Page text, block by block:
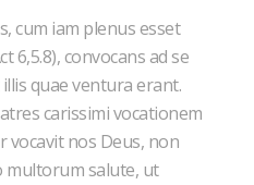
cum iam plenus esset
6,5.8), convocans ad se
quae ventura erant.
carissimi vocationem
vocavit nos Deus, non
salute, ut